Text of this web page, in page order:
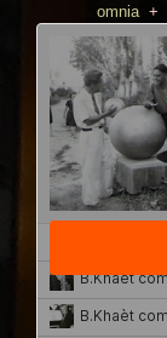
omnia +